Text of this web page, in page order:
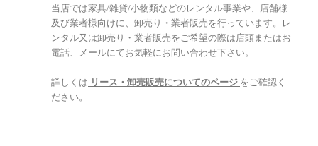
当店では家具/雑貨/小物類などのレンタル事業や、店舗様
及び業者様向けに、卸売り・業者販売を行っています。レ
ンタル又は卸売り・業者販売をご希望の際は店頭またはお
電話、メールにてお気軽にお問い合わせ下さい。
詳しくは リース・卸売販売についてのページ をご確認く
ださい。